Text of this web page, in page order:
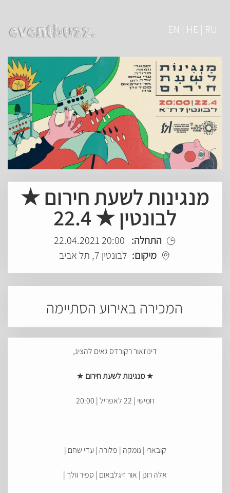
EN | HE | RU
מנגינות לשעת חירום ★
לבונטין ★ 22.4
התחלה: 20:00 22.04.2021
מיקום: לבונטין 7, תל אביב
המכירה באירוע הסתיימה
דינוזאור רקורדס גאים להציג,
★מנגינות לשעת חירום ★
חמישי | 22 לאפריל | 20:00
קובארי | נומקה | פלורה | עדי שחם |
אלה רונן | אור זיגלבאום | ספיר וולך |